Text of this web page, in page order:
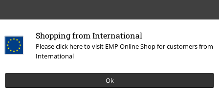
Shopping from International
Please click here to visit EMP Online Shop for customers from
International
Ok
More categories. More options.